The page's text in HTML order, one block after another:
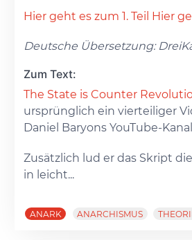
Hier geht es zum 1. Teil Hier
Deutsche Übersetzung:
Zum Text:
The State is Counter
ursprünglich ein vierteiliger
Daniel Baryons YouTube-
Zusätzlich lud er das Skript
in leicht...
ANARK ANARCHISMUS